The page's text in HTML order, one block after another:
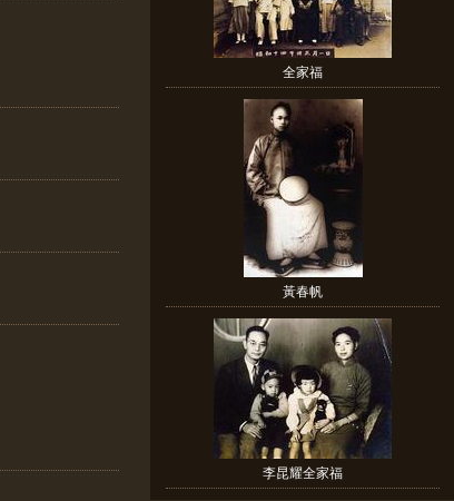
全家福
黃春帆
李昆耀全家福